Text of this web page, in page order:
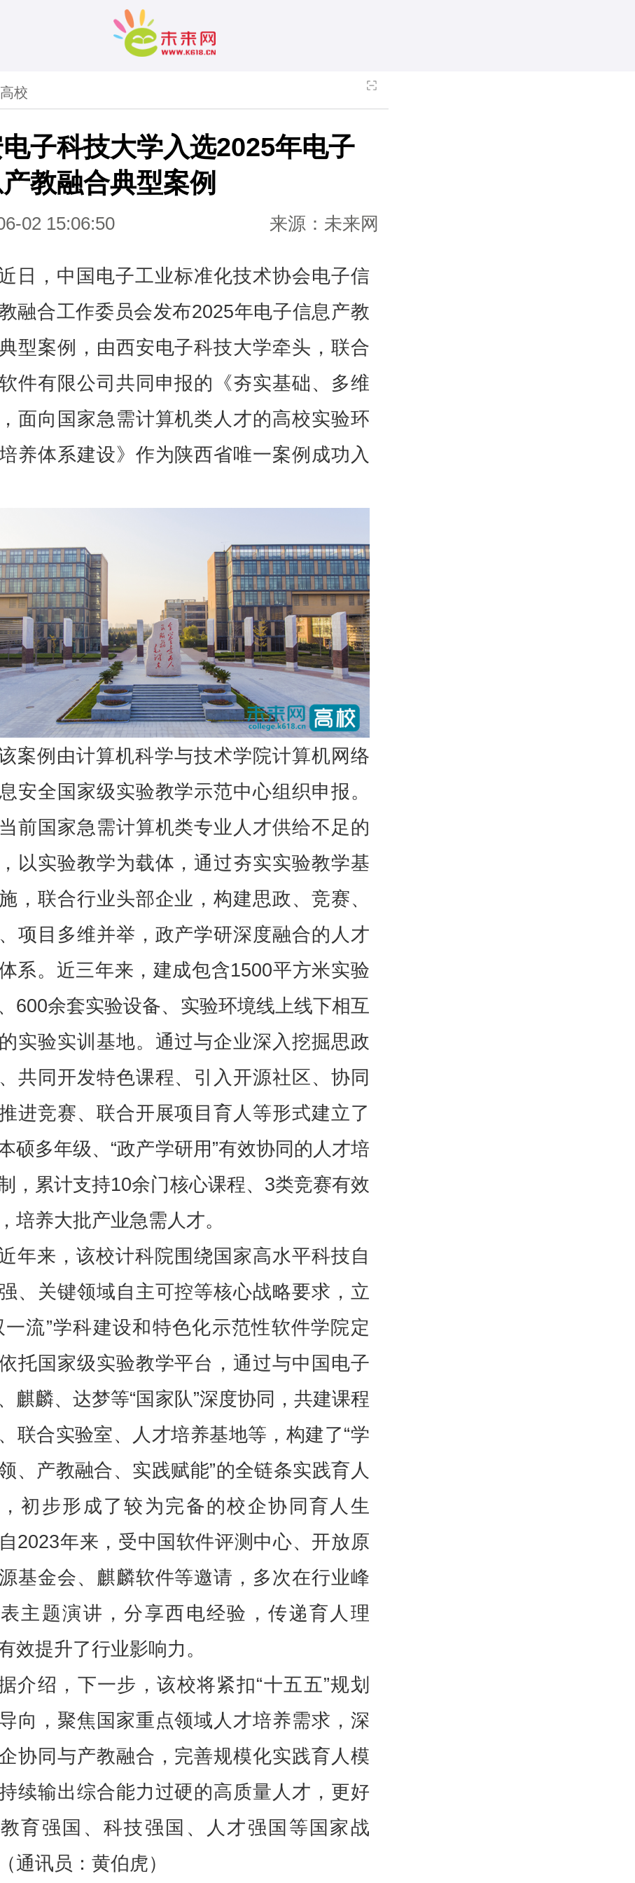
高校
子科技大学入选2025年电子
教融合典型案例
02 15:06:50 来源：未来网
日，中国电子工业标准化技术协会电子信
融合工作委员会发布2025年电子信息产教
型案例，由西安电子科技大学牵头，联合
件有限公司共同申报的《夯实基础、多维
面向国家急需计算机类人才的高校实验环
养体系建设》作为陕西省唯一案例成功入
案例由计算机科学与技术学院计算机网络
安全国家级实验教学示范中心组织申报。
前国家急需计算机类专业人才供给不足的
以实验教学为载体，通过夯实实验教学基
，联合行业头部企业，构建思政、竞赛、
项目多维并举，政产学研深度融合的人才
系。近三年来，建成包含1500平方米实验
600余套实验设备、实验环境线上线下相互
实验实训基地。通过与企业深入挖掘思政
共同开发特色课程、引入开源社区、协同
进竞赛、联合开展项目育人等形式建立了
硕多年级、“政产学研用”有效协同的人才培
，累计支持10余门核心课程、3类竞赛有效
培养大批产业急需人才。
年来，该校计科院围绕国家高水平科技自
、关键领域自主可控等核心战略要求，立
一流”学科建设和特色化示范性软件学院定
托国家级实验教学平台，通过与中国电子
麒麟、达梦等“国家队”深度协同，共建课程
联合实验室、人才培养基地等，构建了“学
、产教融合、实践赋能”的全链条实践育人
初步形成了较为完备的校企协同育人生
2023年来，受中国软件评测中心、开放原
基金会、麒麟软件等邀请，多次在行业峰
主题演讲，分享西电经验，传递育人理
效提升了行业影响力。
介绍，下一步，该校将紧扣“十五五”规划
向，聚焦国家重点领域人才培养需求，深
协同与产教融合，完善规模化实践育人模
续输出综合能力过硬的高质量人才，更好
育强国、科技强国、人才强国等国家战
通讯员：黄伯虎）